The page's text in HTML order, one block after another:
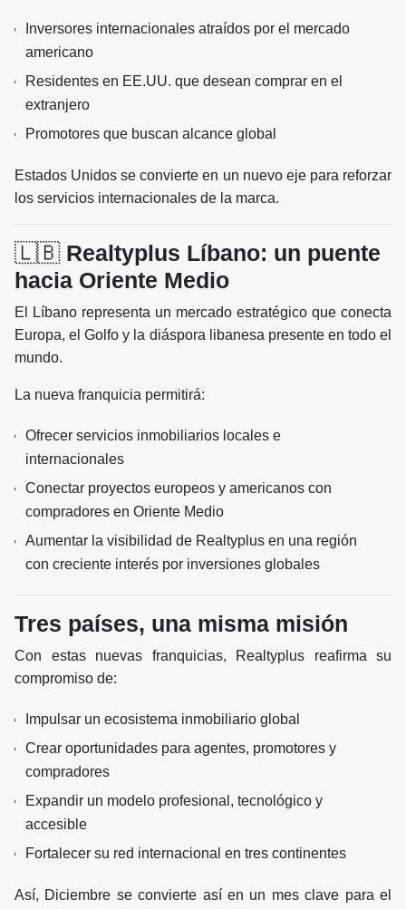
Inversores internacionales atraídos por el mercado
americano
Residentes en EE.UU. que desean comprar en el
extranjero
Promotores que buscan alcance global
Estados Unidos se convierte en un nuevo eje para reforzar
los servicios internacionales de la marca.
🇱🇧 Realtyplus Líbano: un puente
hacia Oriente Medio
El Líbano representa un mercado estratégico que conecta
Europa, el Golfo y la diáspora libanesa presente en todo el
mundo.
La nueva franquicia permitirá:
Ofrecer servicios inmobiliarios locales e
internacionales
Conectar proyectos europeos y americanos con
compradores en Oriente Medio
Aumentar la visibilidad de Realtyplus en una región
con creciente interés por inversiones globales
Tres países, una misma misión
Con estas nuevas franquicias, Realtyplus reafirma su
compromiso de:
Impulsar un ecosistema inmobiliario global
Crear oportunidades para agentes, promotores y
compradores
Expandir un modelo profesional, tecnológico y
accesible
Fortalecer su red internacional en tres continentes
Así, Diciembre se convierte así en un mes clave para el